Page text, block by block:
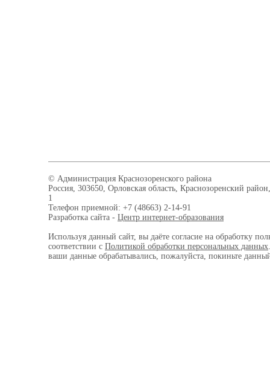
© Администрация Краснозоренского района
Россия, 303650, Орловская область, Краснозоренский
1
Телефон приемной: +7 (48663) 2-14-91
Разработка сайта - Центр интернет-образования
Используя данный сайт, вы даёте согласие на обработку
соответствии с Политикой обработки персональных данных
ваши данные обрабатывались, пожалуйста, покиньте